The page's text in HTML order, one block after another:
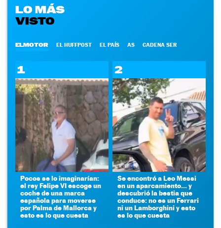
LO MÁS
VISTO
ELMOTOR EL HUFFPOST EL PAÍS AS CADENA SER
1
Pocos se lo imaginarían:
el rey Felipe VI escoge un
coche de una marca
española para moverse
por Palma de Mallorca y
esto es lo que cuesta
2
Se encontró a Leo Messi
en un aparcamiento... y
descubrió la bestia que
conduce: no es un Ferrari
ni un Lamborghini y esto
es lo que cuesta